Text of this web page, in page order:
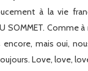
à la vie
SOMMET. Comme
mais oui,
Love, love,